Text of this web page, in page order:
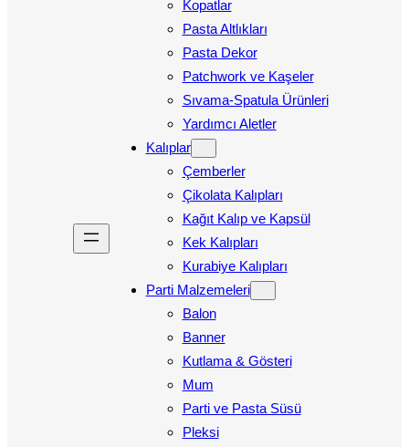
Kopatlar
Pasta Altlıkları
Pasta Dekor
Patchwork ve Kaşeler
Sıvama-Spatula Ürünleri
Yardımcı Aletler
Kalıplar
Çemberler
Çikolata Kalıpları
Kağıt Kalıp ve Kapsül
Kek Kalıpları
Kurabiye Kalıpları
Parti Malzemeleri
Balon
Banner
Kutlama & Gösteri
Mum
Parti ve Pasta Süsü
Pleksi